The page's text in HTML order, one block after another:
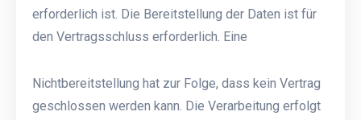
erforderlich ist. Die Bereitstellung der Daten ist für
den Vertragsschluss erforderlich. Eine
Nichtbereitstellung hat zur Folge, dass kein Vertrag
geschlossen werden kann. Die Verarbeitung erfolgt